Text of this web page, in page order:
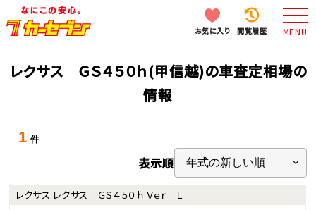
お気に入り 閲覧履歴 MENU
レクサス ＧＳ４５０ｈ(甲信越)の車査定相場の
情報
1 件
表示順
レクサス レクサス ＧＳ４５０ｈ Ｖｅｒ Ｌ